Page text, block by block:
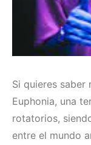
Si quieres
Euphonia, una
rotatorios,
entre el mundo